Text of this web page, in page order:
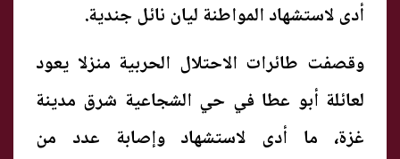
أدى لاستشهاد المواطنة ليان نائل جندية.
وقصفت طائرات الاحتلال الحربية منزلا يعود
لعائلة أبو عطا في حي الشجاعية شرق مدينة
غزة، ما أدى لاستشهاد وإصابة عدد من